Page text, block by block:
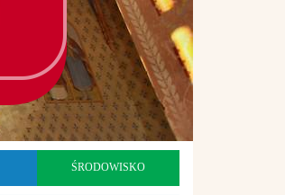
ŚRODOWISKO